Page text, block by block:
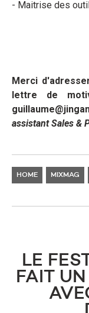
- Maitrise des
Merci
lettre de
assistant Sales &
HOME MIXMAG
LE
FAIT